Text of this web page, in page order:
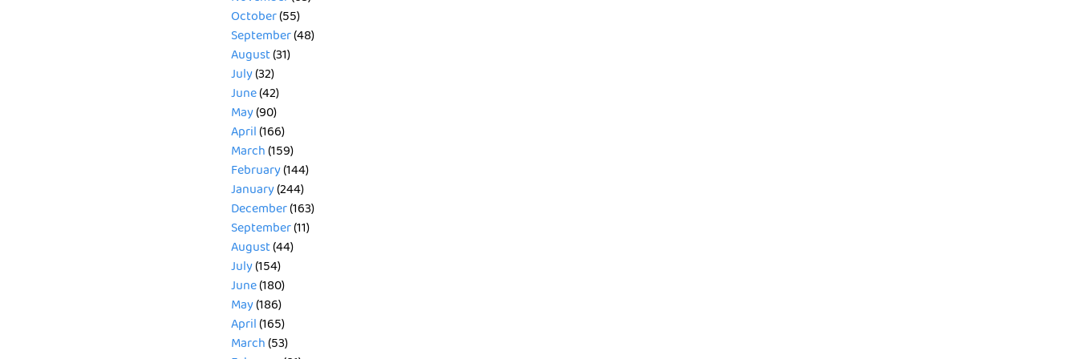
October(55)
September(48)
August(31)
July(32)
June(42)
May(90)
April(166)
March(159)
February(144)
January(244)
December(163)
September(11)
August(44)
July(154)
June(180)
May(186)
April(165)
March(53)